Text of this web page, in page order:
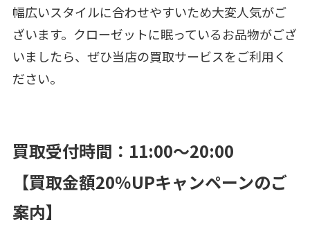
幅広いスタイルに合わせやすいため大変人気がご
ざいます。クローゼットに眠っているお品物がござ
いましたら、ぜひ当店の買取サービスをご利用く
ださい。
買取受付時間：11:00～20:00
【買取金額20％UPキャンペーンのご
案内】